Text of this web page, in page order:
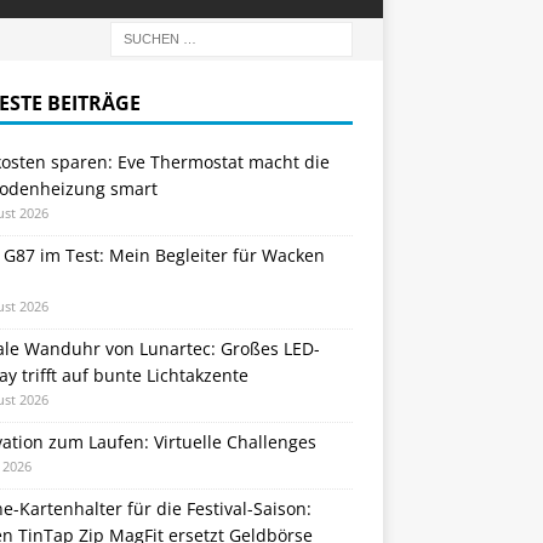
BEITRÄGE
sparen: Eve Thermostat macht die
smart
2026
im Test: Mein Begleiter für Wacken
2026
Wanduhr von Lunartec: Großes LED-
trifft auf bunte Lichtakzente
2026
zum Laufen: Virtuelle Challenges
Kartenhalter für die Festival-Saison:
TinTap Zip MagFit ersetzt Geldbörse